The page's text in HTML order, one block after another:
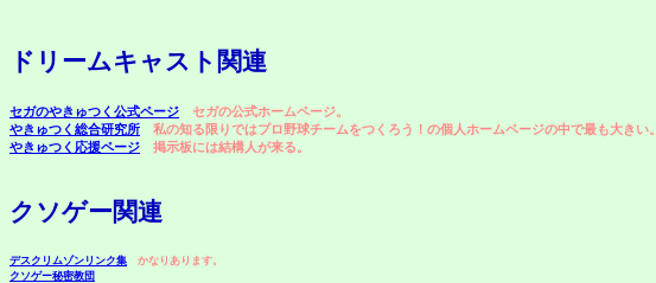
ドリームキャスト関連
セガのやきゅつく公式ページ セガの公式ホームページ。
やきゅつく総合研究所 私の知る限りではプロ野球チームをつくろう！の個人ホームページの中で最も大きい。
やきゅつく応援ページ 掲示板には結構人が来る。
クソゲー関連
デスクリムゾンリンク集 かなりあります。
クソゲー秘密教団